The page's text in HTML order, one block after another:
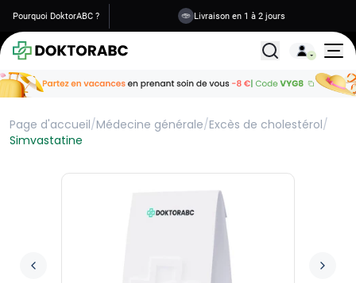
Pourquoi DoktorABC ? Livraison en 1 à 2 jours
Tous les
Page d'accueil/Médecine générale/Excès de cholestérol/
Simvastatine